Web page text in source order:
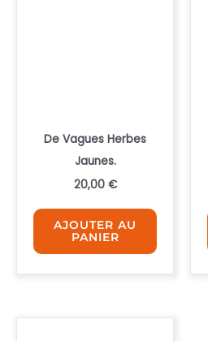
De Vagues Herbes
Jaunes.
20,00 €
AJOUTER AU
PANIER